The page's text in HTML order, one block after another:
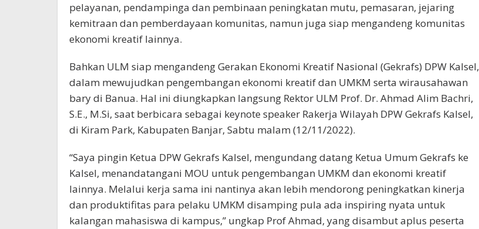
pelayanan, pendampinga dan pembinaan peningkatan mutu, pemasaran, jejaring
kemitraan dan pemberdayaan komunitas, namun juga siap mengandeng komunitas
ekonomi kreatif lainnya.
Bahkan ULM siap mengandeng Gerakan Ekonomi Kreatif Nasional (Gekrafs) DPW Kalsel,
dalam mewujudkan pengembangan ekonomi kreatif dan UMKM serta wirausahawan
bary di Banua. Hal ini diungkapkan langsung Rektor ULM Prof. Dr. Ahmad Alim Bachri,
S.E., M.Si, saat berbicara sebagai keynote speaker Rakerja Wilayah DPW Gekrafs Kalsel,
di Kiram Park, Kabupaten Banjar, Sabtu malam (12/11/2022).
“Saya pingin Ketua DPW Gekrafs Kalsel, mengundang datang Ketua Umum Gekrafs ke
Kalsel, menandatangani MOU untuk pengembangan UMKM dan ekonomi kreatif
lainnya. Melalui kerja sama ini nantinya akan lebih mendorong peningkatkan kinerja
dan produktifitas para pelaku UMKM disamping pula ada inspiring nyata untuk
kalangan mahasiswa di kampus,” ungkap Prof Ahmad, yang disambut aplus peserta